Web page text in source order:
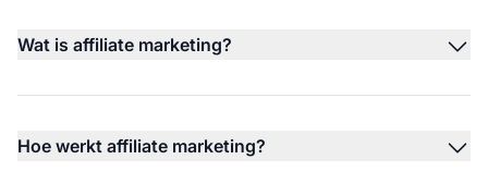
Wat is affiliate marketing?
Hoe werkt affiliate marketing?